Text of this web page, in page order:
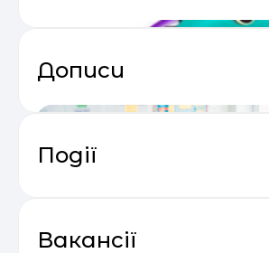
Дописи
Події
“Святковий Email Boost”
Вакансії